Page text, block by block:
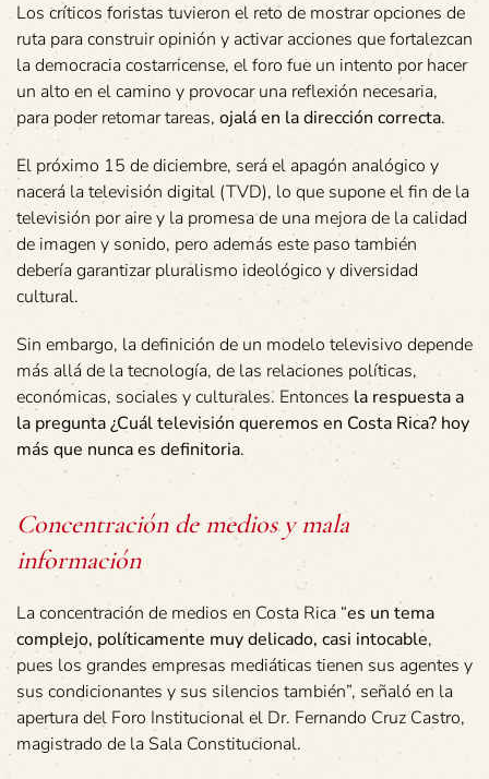
Los críticos foristas tuvieron el reto de mostrar opciones de
ruta para construir opinión y activar acciones que fortalezcan
la democracia costarricense, el foro fue un intento por hacer
un alto en el camino y provocar una reflexión necesaria,
para poder retomar tareas, ojalá en la dirección correcta.
El próximo 15 de diciembre, será el apagón analógico y
nacerá la televisión digital (TVD), lo que supone el fin de la
televisión por aire y la promesa de una mejora de la calidad
de imagen y sonido, pero además este paso también
debería garantizar pluralismo ideológico y diversidad
cultural.
Sin embargo, la definición de un modelo televisivo depende
más allá de la tecnología, de las relaciones políticas,
económicas, sociales y culturales. Entonces la respuesta a
la pregunta ¿Cuál televisión queremos en Costa Rica? hoy
más que nunca es definitoria.
Concentración de medios y mala
información
La concentración de medios en Costa Rica “es un tema
complejo, políticamente muy delicado, casi intocable,
pues los grandes empresas mediáticas tienen sus agentes y
sus condicionantes y sus silencios también”, señaló en la
apertura del Foro Institucional el Dr. Fernando Cruz Castro,
magistrado de la Sala Constitucional.